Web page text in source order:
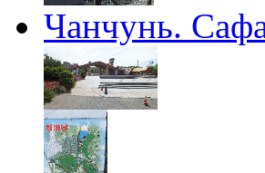
Чанчунь.